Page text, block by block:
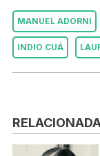
MANUEL ADORNI
INDIO CUÁ